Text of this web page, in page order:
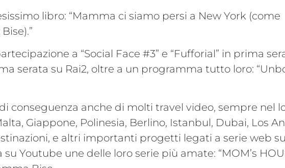
libro: “Mamma ci siamo persi a New York (come
a “Social Face #3” e “Fufforial” in prima
serata su Rai2, oltre a un programma tutto loro:
di conseguenza anche di molti travel video, sempre nel
Giappone, Polinesia, Berlino, Istanbul, Dubai, Los
e altri importanti progetti legati a serie web
Youtube une delle loro serie più amate: “MOM’s